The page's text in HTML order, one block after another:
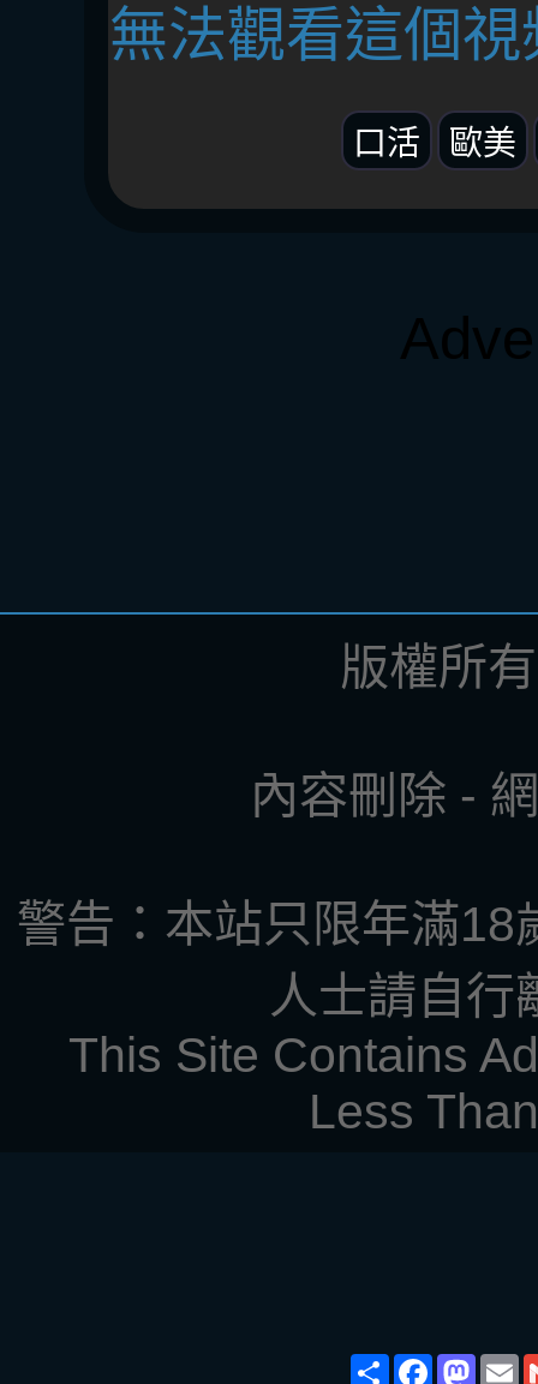
無法觀看這個
口活 歐美
版權所
內容刪除 -
警告：本站只限年滿18
人士請自行
This Site Contains
Less
Share